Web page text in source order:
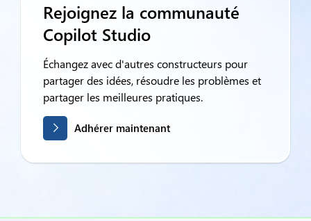
Rejoignez la communauté
Copilot Studio
Échangez avec d'autres constructeurs pour
partager des idées, résoudre les problèmes et
partager les meilleures pratiques.
Adhérer maintenant